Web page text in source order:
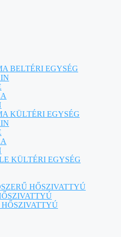
BELTÉRI EGYSÉG
KÜLTÉRI EGYSÉG
KÜLTÉRI EGYSÉG
HŐSZIVATTYÚ